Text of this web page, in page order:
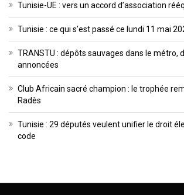
Tunisie-UE : vers un accord d’association
Tunisie : ce qui s’est passé ce lundi 11 mai
TRANSTU : dépôts sauvages dans le métro,
annoncées
Club Africain sacré champion : le trophée
Radès
Tunisie : 29 députés veulent unifier le droit
code